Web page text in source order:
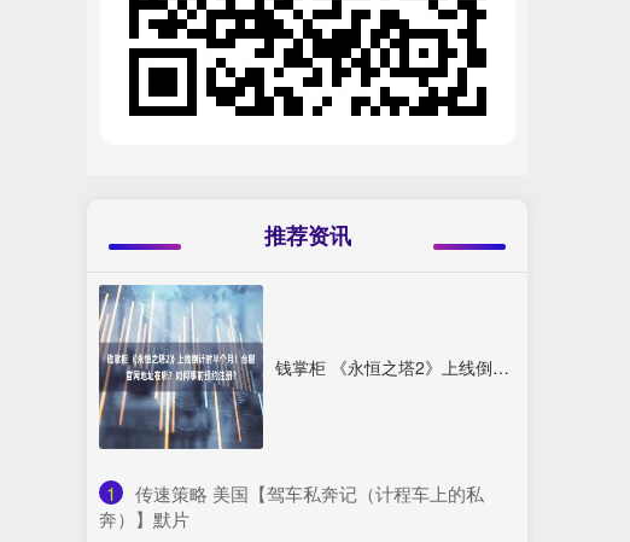
推荐资讯
钱掌柜 《永恒之塔2》上线倒计时半个月！台服官网地址在哪？如何事前预约注册？
1
​传速策略 美国【驾车私奔记（计程车上的私
奔）】默片